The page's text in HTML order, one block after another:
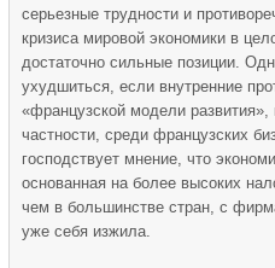
серьезные трудности и
кризиса мировой экономики в
достаточно сильные позиции.
ухудшиться, если внутренние
«французской модели
частности, среди французских
господствует мнение, что
основанная на более высоких
чем в большинстве стран, с
уже себя изжила.